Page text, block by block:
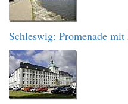
Schleswig: Promenade